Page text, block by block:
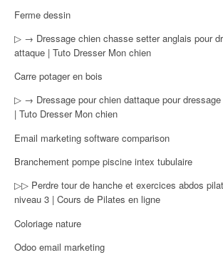
Ferme dessin
▷ → Dressage chien chasse setter anglais pour
attaque | Tuto Dresser Mon chien
Carre potager en bois
▷ → Dressage pour chien dattaque pour
| Tuto Dresser Mon chien
Email marketing software comparison
Branchement pompe piscine intex tubulaire
▷▷ Perdre tour de hanche et exercices abdos
niveau 3 | Cours de Pilates en ligne
Coloriage nature
Odoo email marketing